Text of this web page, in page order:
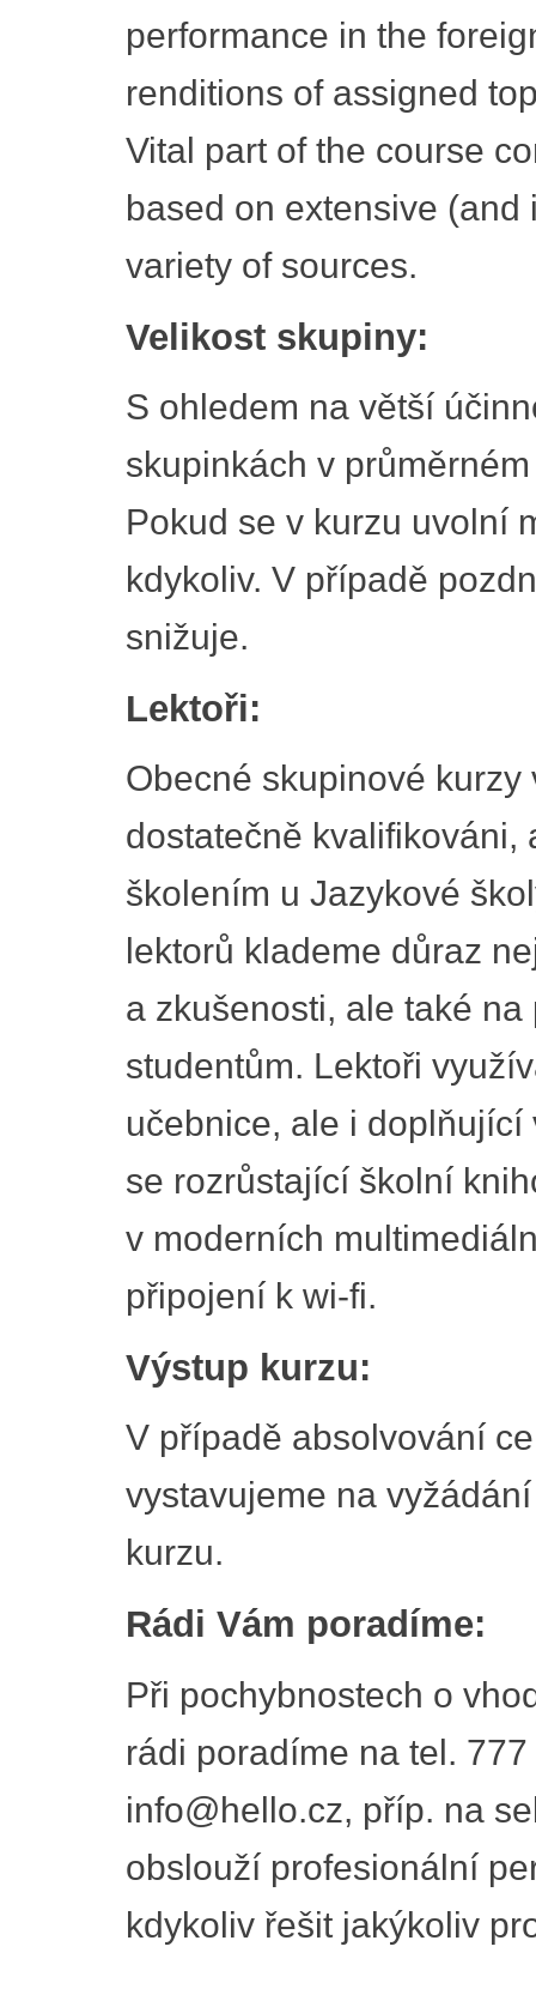
performance in the
renditions of assigned
Vital part of the course
based on extensive
variety of sources.
Velikost skupiny:
S ohledem na větší
skupinkách v
Pokud se v kurzu uvolní
kdykoliv. V případě
snižuje.
Lektoři:
Obecné skupinové
dostatečně kvalifikováni,
školením u Jazykové
lektorů klademe důraz
a zkušenosti, ale také
studentům. Lektoři
učebnice, ale i
se rozrůstající školní
v moderních
připojení k wi-fi.
Výstup kurzu:
V případě absolvování
vystavujeme na
kurzu.
Rádi Vám poradíme:
Při pochybnostech o
rádi poradíme na tel.
info@hello.cz, příp. na
obslouží profesionální
kdykoliv řešit jakýkoliv